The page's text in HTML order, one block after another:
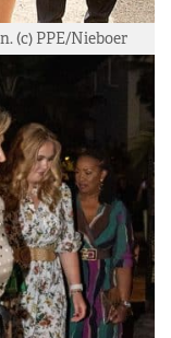
(c) PPE/Nieboer